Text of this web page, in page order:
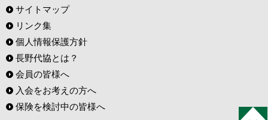
サイトマップ
リンク集
個人情報保護方針
長野代協とは？
会員の皆様へ
入会をお考えの方へ
保険を検討中の皆様へ